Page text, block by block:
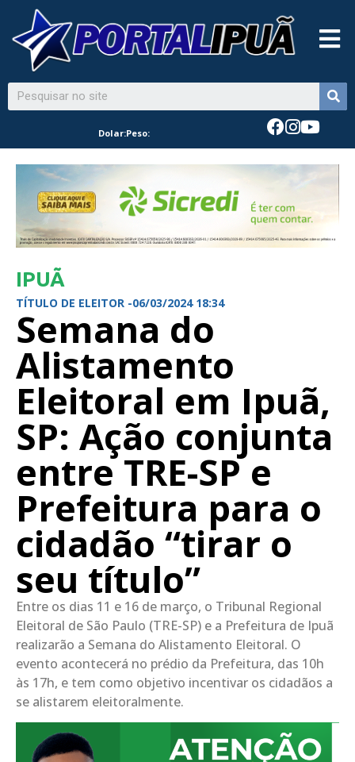
Dolar:Peso:
IPUÃ
TÍTULO DE ELEITOR -06/03/2024 18:34
Semana do
Alistamento
Eleitoral em Ipuã,
SP: Ação conjunta
entre TRE-SP e
Prefeitura para o
cidadão “tirar o
seu título”
Entre os dias 11 e 16 de março, o Tribunal Regional
Eleitoral de São Paulo (TRE-SP) e a Prefeitura de Ipuã
realizarão a Semana do Alistamento Eleitoral. O
evento acontecerá no prédio da Prefeitura, das 10h
às 17h, e tem como objetivo incentivar os cidadãos a
se alistarem eleitoralmente.